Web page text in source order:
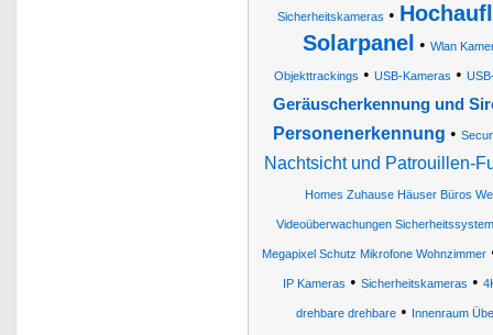
Sicherheitskameras •
Solarpanel
• Wlan
Objekttrackings • USB-Kameras •
Geräuscherkennung und
Personenerkennung •
Nachtsicht und Patrouillen-
Homes Zuhause Häuser Büros
Videoüberwachungen
Megapixel Schutz Mikrofone Wohnzimmer
IP Kameras • Sicherheitskameras •
drehbare drehbare • Innenraum